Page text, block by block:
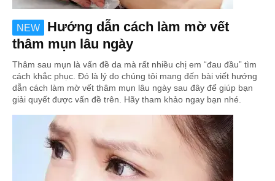
NEW
Hướng dẫn cách làm mờ vết
thâm mụn lâu ngày
Thâm sau mụn là vấn đề da mà rất nhiều chị em “đau đầu” tìm
cách khắc phục. Đó là lý do chúng tôi mang đến bài viết hướng
dẫn cách làm mờ vết thâm mụn lâu ngày sau đây để giúp bạn
giải quyết được vấn đề trên. Hãy tham khảo ngay bạn nhé.